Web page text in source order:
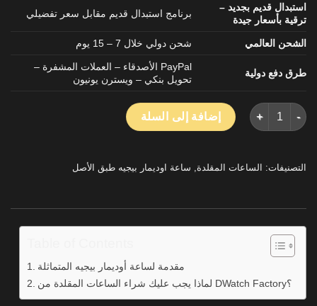
استبدال قديم بجديد –
ترقية بأسعار جيدة
برنامج استبدال قديم مقابل سعر تفضيلي
الشحن العالمي شحن دولي خلال 7 – 15 يوم
طرق دفع دولية
PayPal الأصدقاء – العملات المشفرة –
تحويل بنكي – ويسترن يونيون
كمية ساعة تقليد فاخرة أوديمار بيغه رويال أوك 15416CE بعلبة من السيراميك الأسود من مصنع THB بقياس 41 ملم
إضافة إلى السلة
التصنيفات: الساعات المقلدة ساعة اوديمار بيجيه طبق الأصل
مقدمة لساعة أوديمار بيجيه المتماثلة
لماذا يجب عليك شراء الساعات المقلدة من DWatch Factory؟